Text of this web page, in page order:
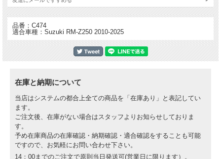
・放熱性の向上
・ノーマルよりも強度が高い
・航空宇宙技術でも使用される強度の優れたT6アルミ材から削り出し
※写真はイメージであり実物と異なる場合があります。
品番：C474
適合車種：Suzuki RM-Z250 2010-2025
在庫と納期について
当店はシステムの都合上全ての商品を「在庫あり」と表記してい
ます。
ご注文後、在庫がない場合はスタッフよりお知らせしておりま
す。
予め在庫商品の在庫確認・納期確認・適合確認をすることも可能
ですので、お気軽にお問い合わせ下さい。
14：00までのご注文で原則当日発送可(営業日に限ります）。